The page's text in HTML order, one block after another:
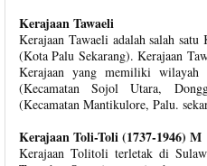
Kerajaan Tawaeli
Kerajaan Tawaeli adalah salah
(Kota Palu Sekarang). Kerajaan
Kerajaan yang memiliki
(Kecamatan Sojol Utara,
(Kecamatan Mantikulore, Palu.
Kerajaan Toli-Toli (1737-1946) M
Kerajaan Tolitoli terletak di